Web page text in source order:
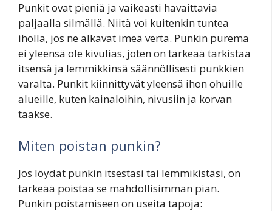
Punkit ovat pieniä ja vaikeasti havaittavia
paljaalla silmällä. Niitä voi kuitenkin tuntea
iholla, jos ne alkavat imeä verta. Punkin purema
ei yleensä ole kivulias, joten on tärkeää tarkistaa
itsensä ja lemmikkinsä säännöllisesti punkkien
varalta. Punkit kiinnittyvät yleensä ihon ohuille
alueille, kuten kainaloihin, nivusiin ja korvan
taakse.
Miten poistan punkin?
Jos löydät punkin itsestäsi tai lemmikistäsi, on
tärkeää poistaa se mahdollisimman pian.
Punkin poistamiseen on useita tapoja: